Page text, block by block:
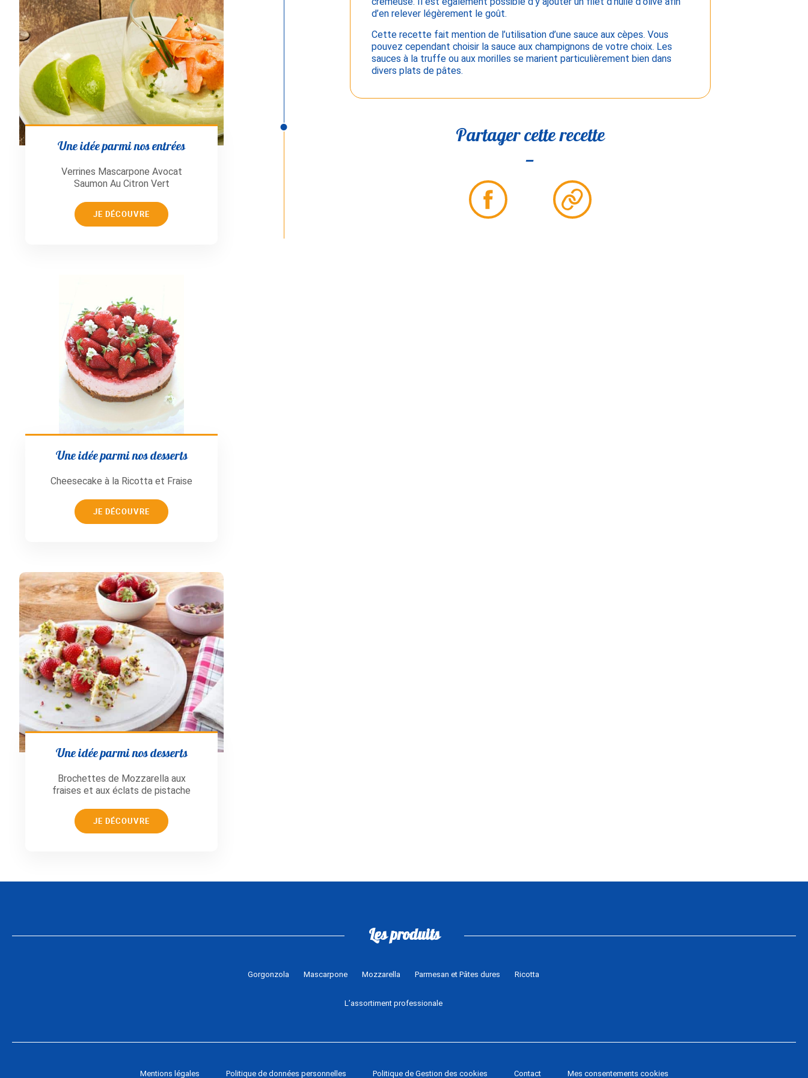
Une idée parmi nos entrées
Verrines Mascarpone Avocat
Saumon Au Citron Vert
JE DÉCOUVRE
Une idée parmi nos desserts
Cheesecake à la Ricotta et Fraise
JE DÉCOUVRE
Une idée parmi nos desserts
Brochettes de Mozzarella aux
fraises et aux éclats de pistache
JE DÉCOUVRE
d’en relever légèrement le goût.
Cette recette fait mention de l’utilisation d’une sauce aux cèpes. Vous
pouvez cependant choisir la sauce aux champignons de votre choix. Les
sauces à la truffe ou aux morilles se marient particulièrement bien dans
divers plats de pâtes.
Partager cette recette
Partager
sur
Facebook
Partager
le
lien
Les produits
Gorgonzola Mascarpone Mozzarella Parmesan et Pâtes dures Ricotta
L’assortiment professionale
Mentions légales Politique de données personnelles Politique de Gestion des cookies Contact Mes consentements cookies